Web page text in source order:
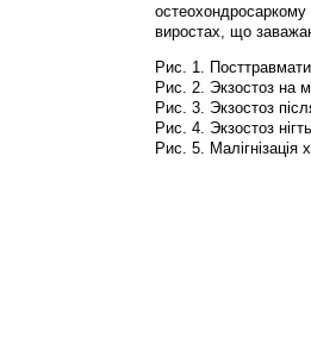
остеохондросаркому
виростах, що
Рис. 1.
Рис. 2. Экзостоз на
Рис. 3. Экзостоз
Рис. 4. Экзостоз
Рис. 5. Малігнізація